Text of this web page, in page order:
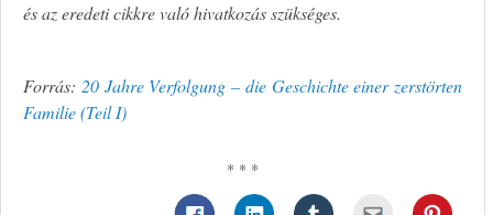
és az eredeti cikkre való hivatkozás szükséges.
Forrás: 20 Jahre Verfolgung – die Geschichte einer zerstörten
Familie (Teil I)
* * *